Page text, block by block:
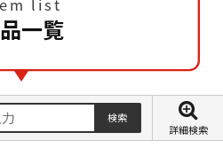
商品一覧
詳細検索